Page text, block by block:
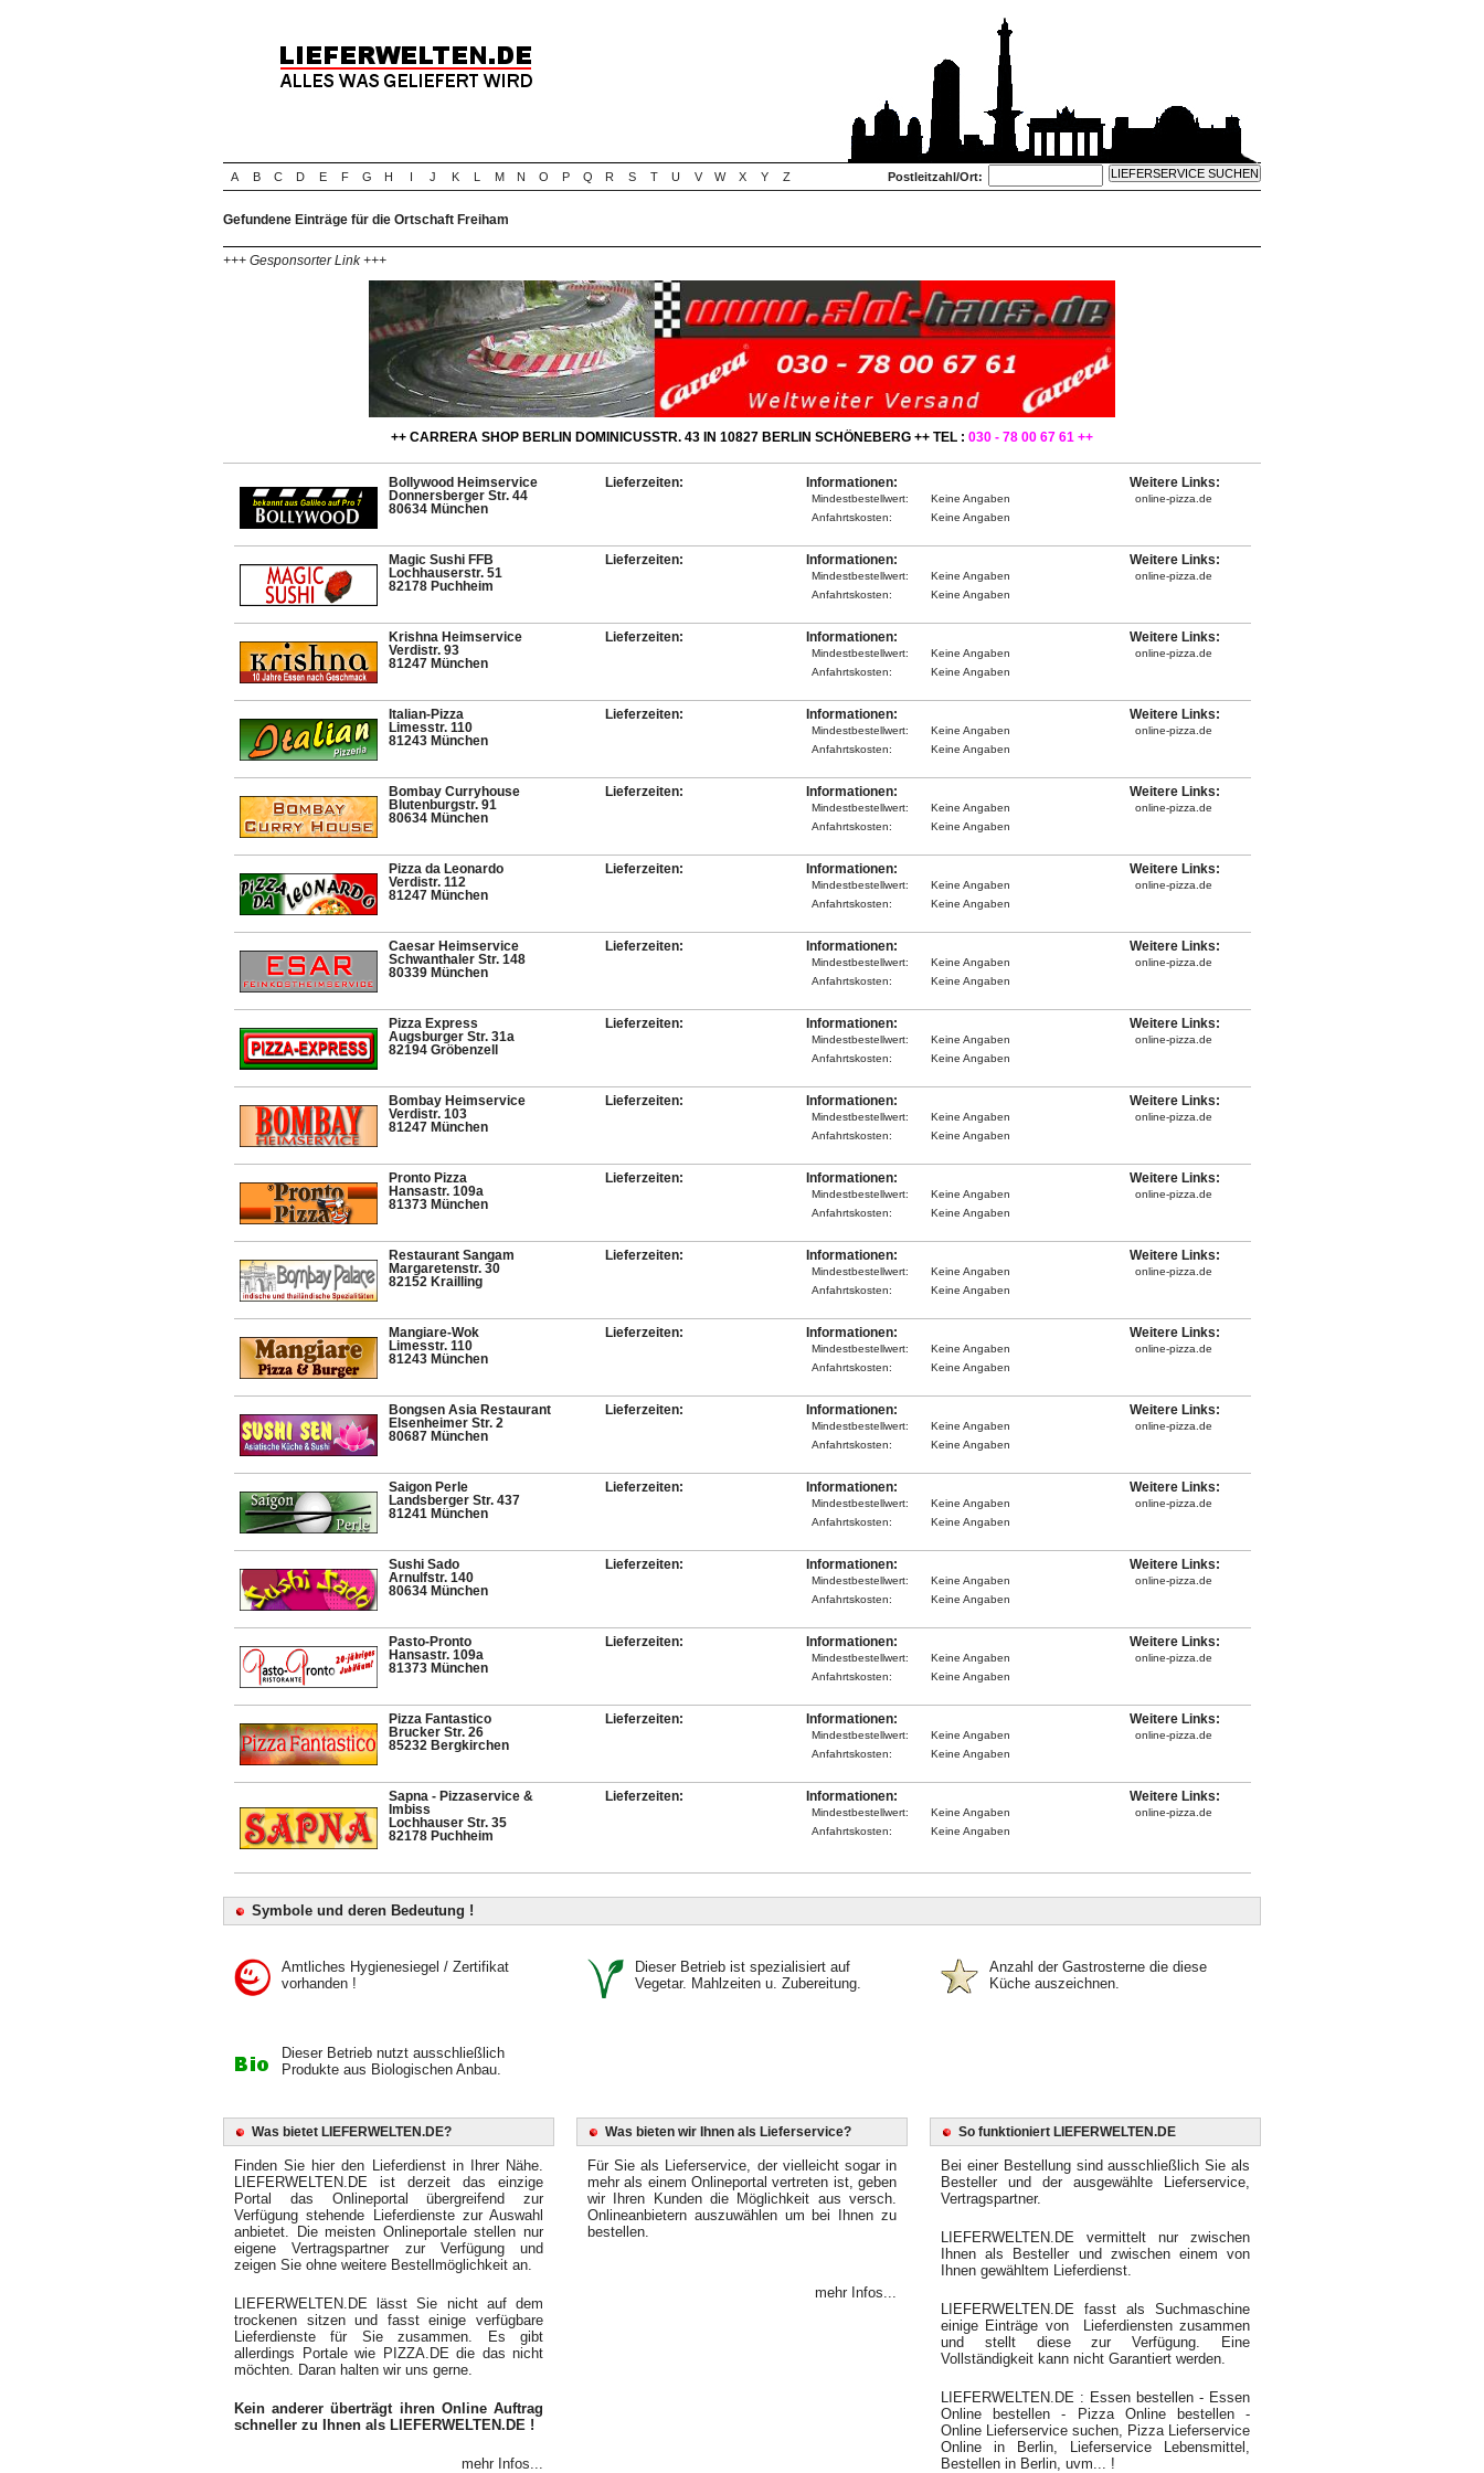
A B C D E F G H I J K L M N O P Q R S T U V W X Y Z Postleitzahl/Ort:
Gefundene Einträge für die Ortschaft Freiham
+++ Gesponsorter Link +++
++ CARRERA SHOP BERLIN DOMINICUSSTR. 43 IN 10827 BERLIN SCHÖNEBERG ++ TEL : 030 - 78 00 67 61 ++
Bollywood Heimservice
Donnersberger Str. 44
80634 München
Lieferzeiten: Informationen:
Mindestbestellwert:
Keine Angaben
Anfahrtskosten:
Keine Angaben
Weitere Links:
online-pizza.de
Magic Sushi FFB
Lochhauserstr. 51
82178 Puchheim
Lieferzeiten: Informationen:
Mindestbestellwert:
Keine Angaben
Anfahrtskosten:
Keine Angaben
Weitere Links:
online-pizza.de
Krishna Heimservice
Verdistr. 93
81247 München
Lieferzeiten: Informationen:
Mindestbestellwert:
Keine Angaben
Anfahrtskosten:
Keine Angaben
Weitere Links:
online-pizza.de
Italian-Pizza
Limesstr. 110
81243 München
Lieferzeiten: Informationen:
Mindestbestellwert:
Keine Angaben
Anfahrtskosten:
Keine Angaben
Weitere Links:
online-pizza.de
Bombay Curryhouse
Blutenburgstr. 91
80634 München
Lieferzeiten: Informationen:
Mindestbestellwert:
Keine Angaben
Anfahrtskosten:
Keine Angaben
Weitere Links:
online-pizza.de
Pizza da Leonardo
Verdistr. 112
81247 München
Lieferzeiten: Informationen:
Mindestbestellwert:
Keine Angaben
Anfahrtskosten:
Keine Angaben
Weitere Links:
online-pizza.de
Caesar Heimservice
Schwanthaler Str. 148
80339 München
Lieferzeiten: Informationen:
Mindestbestellwert:
Keine Angaben
Anfahrtskosten:
Keine Angaben
Weitere Links:
online-pizza.de
Pizza Express
Augsburger Str. 31a
82194 Gröbenzell
Lieferzeiten: Informationen:
Mindestbestellwert:
Keine Angaben
Anfahrtskosten:
Keine Angaben
Weitere Links:
online-pizza.de
Bombay Heimservice
Verdistr. 103
81247 München
Lieferzeiten: Informationen:
Mindestbestellwert:
Keine Angaben
Anfahrtskosten:
Keine Angaben
Weitere Links:
online-pizza.de
Pronto Pizza
Hansastr. 109a
81373 München
Lieferzeiten: Informationen:
Mindestbestellwert:
Keine Angaben
Anfahrtskosten:
Keine Angaben
Weitere Links:
online-pizza.de
Restaurant Sangam
Margaretenstr. 30
82152 Krailling
Lieferzeiten: Informationen:
Mindestbestellwert:
Keine Angaben
Anfahrtskosten:
Keine Angaben
Weitere Links:
online-pizza.de
Mangiare-Wok
Limesstr. 110
81243 München
Lieferzeiten: Informationen:
Mindestbestellwert:
Keine Angaben
Anfahrtskosten:
Keine Angaben
Weitere Links:
online-pizza.de
Bongsen Asia Restaurant
Elsenheimer Str. 2
80687 München
Lieferzeiten: Informationen:
Mindestbestellwert:
Keine Angaben
Anfahrtskosten:
Keine Angaben
Weitere Links:
online-pizza.de
Saigon Perle
Landsberger Str. 437
81241 München
Lieferzeiten: Informationen:
Mindestbestellwert:
Keine Angaben
Anfahrtskosten:
Keine Angaben
Weitere Links:
online-pizza.de
Sushi Sado
Arnulfstr. 140
80634 München
Lieferzeiten: Informationen:
Mindestbestellwert:
Keine Angaben
Anfahrtskosten:
Keine Angaben
Weitere Links:
online-pizza.de
Pasto-Pronto
Hansastr. 109a
81373 München
Lieferzeiten: Informationen:
Mindestbestellwert:
Keine Angaben
Anfahrtskosten:
Keine Angaben
Weitere Links:
online-pizza.de
Pizza Fantastico
Brucker Str. 26
85232 Bergkirchen
Lieferzeiten: Informationen:
Mindestbestellwert:
Keine Angaben
Anfahrtskosten:
Keine Angaben
Weitere Links:
online-pizza.de
Sapna - Pizzaservice &
Imbiss
Lochhauser Str. 35
82178 Puchheim
Lieferzeiten: Informationen:
Mindestbestellwert:
Keine Angaben
Anfahrtskosten:
Keine Angaben
Weitere Links:
online-pizza.de
Symbole und deren Bedeutung !
Amtliches Hygienesiegel / Zertifikat
vorhanden !
Dieser Betrieb ist spezialisiert auf
Vegetar. Mahlzeiten u. Zubereitung.
Anzahl der Gastrosterne die diese
Küche auszeichnen.
Dieser Betrieb nutzt ausschließlich
Produkte aus Biologischen Anbau.
Was bietet LIEFERWELTEN.DE?
Finden Sie hier den Lieferdienst in Ihrer Nähe.
LIEFERWELTEN.DE ist derzeit das einzige
Portal das Onlineportal übergreifend zur
Verfügung stehende Lieferdienste zur Auswahl
anbietet. Die meisten Onlineportale stellen nur
eigene Vertragspartner zur Verfügung und
zeigen Sie ohne weitere Bestellmöglichkeit an.
LIEFERWELTEN.DE lässt Sie nicht auf dem
trockenen sitzen und fasst einige verfügbare
Lieferdienste für Sie zusammen. Es gibt
allerdings Portale wie PIZZA.DE die das nicht
möchten. Daran halten wir uns gerne.
Kein anderer überträgt ihren Online Auftrag
schneller zu Ihnen als LIEFERWELTEN.DE !
mehr Infos...
Was bieten wir Ihnen als Lieferservice?
Für Sie als Lieferservice, der vielleicht sogar in
mehr als einem Onlineportal vertreten ist, geben
wir Ihren Kunden die Möglichkeit aus versch.
Onlineanbietern auszuwählen um bei Ihnen zu
bestellen.
mehr Infos...
So funktioniert LIEFERWELTEN.DE
Bei einer Bestellung sind ausschließlich Sie als
Besteller und der ausgewählte Lieferservice,
Vertragspartner.
LIEFERWELTEN.DE vermittelt nur zwischen
Ihnen als Besteller und zwischen einem von
Ihnen gewähltem Lieferdienst.
LIEFERWELTEN.DE fasst als Suchmaschine
einige Einträge von Lieferdiensten zusammen
und stellt diese zur Verfügung. Eine
Vollständigkeit kann nicht Garantiert werden.
LIEFERWELTEN.DE : Essen bestellen - Essen
Online bestellen - Pizza Online bestellen -
Online Lieferservice suchen, Pizza Lieferservice
Online in Berlin, Lieferservice Lebensmittel,
Bestellen in Berlin, uvm... !